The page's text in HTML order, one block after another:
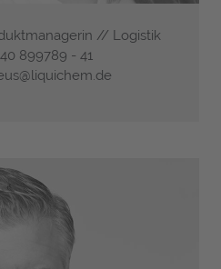
// Logistik
899789 - 41